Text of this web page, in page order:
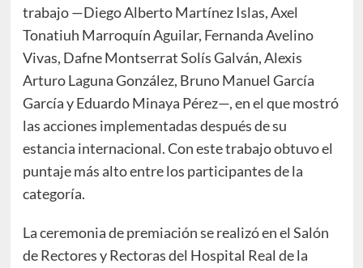
trabajo —Diego Alberto Martínez Islas, Axel
Tonatiuh Marroquín Aguilar, Fernanda Avelino
Vivas, Dafne Montserrat Solís Galván, Alexis
Arturo Laguna González, Bruno Manuel García
García y Eduardo Minaya Pérez—, en el que mostró
las acciones implementadas después de su
estancia internacional. Con este trabajo obtuvo el
puntaje más alto entre los participantes de la
categoría.
La ceremonia de premiación se realizó en el Salón
de Rectores y Rectoras del Hospital Real de la